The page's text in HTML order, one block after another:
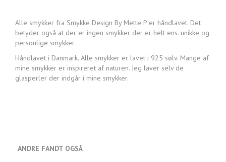
Alle smykker fra Smykke Design By Mette P er håndlavet. Det
betyder også at der er ingen smykker der er helt ens. unikke og
personlige smykker.
Håndlavet i Danmark. Alle smykker er lavet i 925 sølv. Mange af
mine smykker er inspireret af naturen. Jeg laver selv de
glasperler der indgår i mine smykker.
ANDRE FANDT OGSÅ